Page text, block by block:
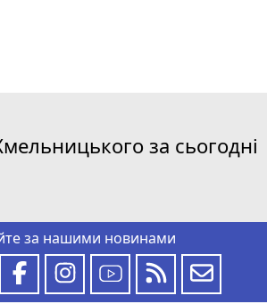
за сьогодні
за нашими новинами